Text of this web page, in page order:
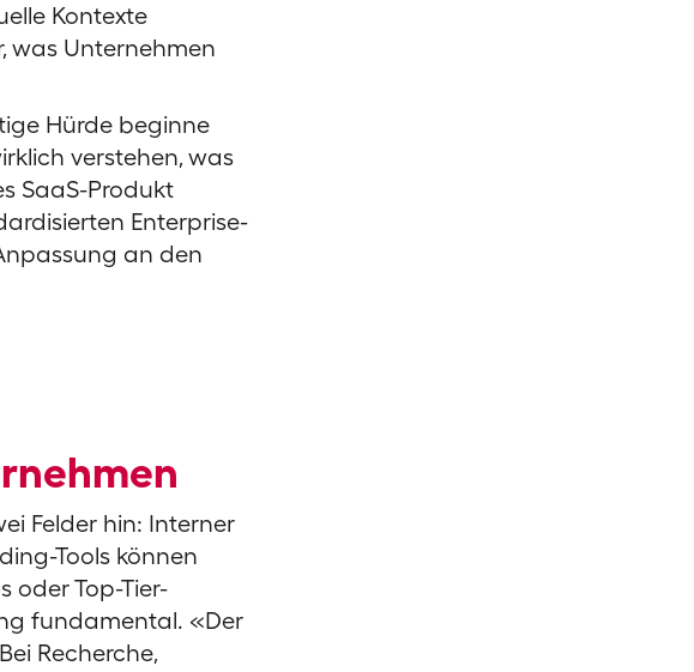
Kontexte
was Unternehmen
Hürde beginne
verstehen, was
SaaS-Produkt
Enterprise-
an den
Felder hin: Interner
Tools können
oder Top-Tier-
fundamental. «Der
Recherche,